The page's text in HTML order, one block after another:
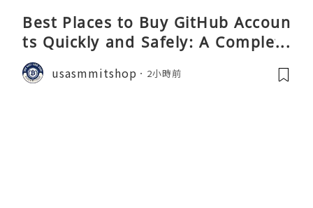
Best Places to Buy GitHub Accoun
ts Quickly and Safely: A Complete
Guide
usasmmitshop 2小時前